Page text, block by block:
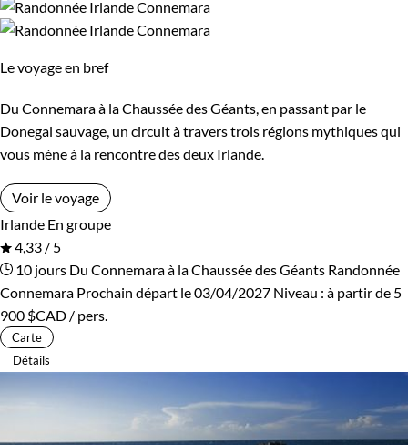
Le voyage en bref
Du Connemara à la Chaussée des Géants, en passant par le
Donegal sauvage, un circuit à travers trois régions mythiques qui
vous mène à la rencontre des deux Irlande.
Voir le voyage
Irlande En groupe
4,33 / 5
10 jours Du Connemara à la Chaussée des Géants Randonnée
Connemara Prochain départ le 03/04/2027 Niveau : à partir de 5
900 $CAD / pers.
Carte
Détails